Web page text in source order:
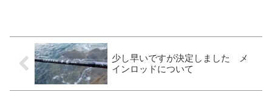
少し早いですが決定しました メ
インロッドについて